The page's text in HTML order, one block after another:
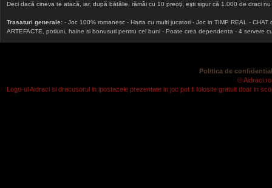
Deci dacă cineva te atacă, iar, după bătălie, rămâi cu 10 preoţi, eşti sigur că 1.000 de draci
Trasaturi generale: - Joc 100% romanesc - Harta cu multi jucatori - Joc in TIMP REAL -
ARTEFACTE, potiuni, haine si bonusuri pentru cei buni - Poate crea dependenta - 4 servere
Politica de
©
Logo-ul Aidraci si dracusorul in ipostazele prezentate in joc pot fi folosite gratuit doar in